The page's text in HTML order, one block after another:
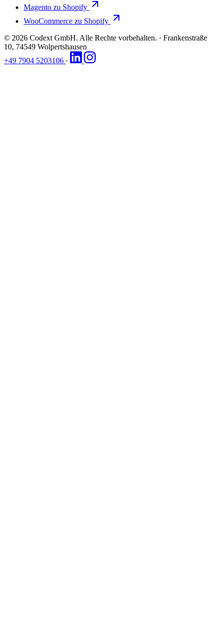
Magento zu Shopify
WooCommerce zu Shopify
© 2026 Codext GmbH. Alle Rechte vorbehalten. · Frankenstraße
10, 74549 Wolpertshausen
+49 7904 5203106 ·